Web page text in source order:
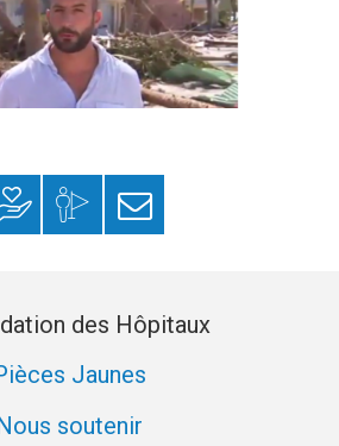
un donMon espace
donateur
S’inscrire à la
newsletter
des Hôpitaux
Jaunes
soutenir